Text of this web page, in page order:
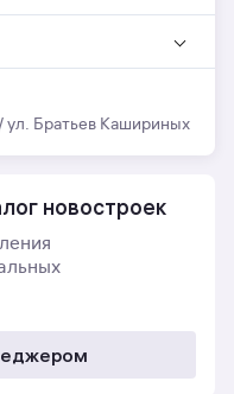
ул. Братьев Кашириных
новостроек